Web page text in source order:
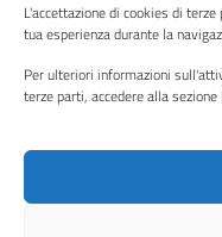
L'accettazione di cookies di
tua esperienza durante la
Per ulteriori informazioni
terze parti, accedere alla sezione
Piano di miglioramento